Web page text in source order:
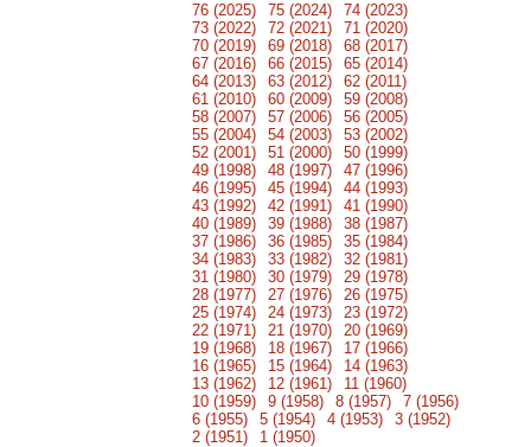
76 (2025) 75 (2024)
74 (2023)
73 (2022)
72 (2021)
71 (2020)
70 (2019)
69 (2018)
68 (2017)
67 (2016)
66 (2015)
65 (2014)
64 (2013)
63 (2012)
62 (2011)
61 (2010)
60 (2009)
59 (2008)
58 (2007)
57 (2006)
56 (2005)
55 (2004)
54 (2003)
53 (2002)
52 (2001)
51 (2000)
50 (1999)
49 (1998)
48 (1997)
47 (1996)
46 (1995)
45 (1994)
44 (1993)
43 (1992)
42 (1991)
41 (1990)
40 (1989)
39 (1988)
38 (1987)
37 (1986)
36 (1985)
35 (1984)
34 (1983)
33 (1982)
32 (1981)
31 (1980)
30 (1979)
29 (1978)
28 (1977)
27 (1976)
26 (1975)
25 (1974)
24 (1973)
23 (1972)
22 (1971)
21 (1970)
20 (1969)
19 (1968)
18 (1967)
17 (1966)
16 (1965)
15 (1964)
14 (1963)
13 (1962)
12 (1961)
11 (1960)
10 (1959)
9 (1958) 8 (1957)
7 (1956)
6 (1955)
5 (1954) 4 (1953)
3 (1952)
2 (1951)
1 (1950)